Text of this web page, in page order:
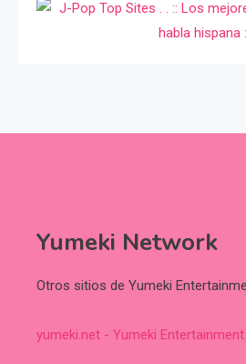
Yumeki Network
Otros sitios de Yumeki
yumeki.net - Yumeki